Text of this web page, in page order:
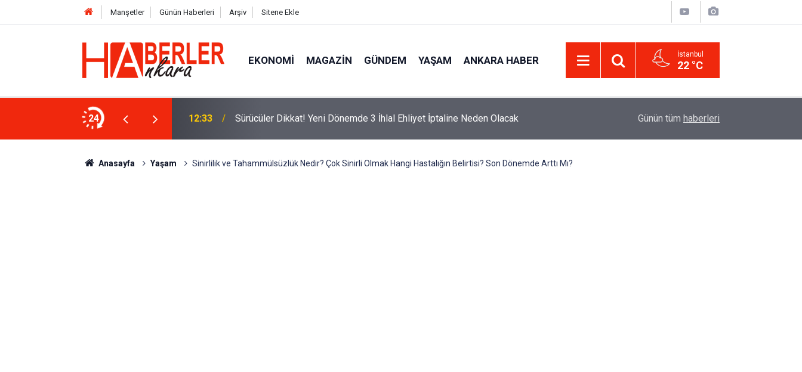
Manşetler Günün Haberleri Arşiv Sitene Ekle
EKONOMI MAGAZIN GÜNDEM YAŞAM ANKARA HABER İstanbul
22 °C
24
2026! Bayram Primi, Erzak Yardımı ve
12:33 Sürücüler Dikkat! Yeni Dönemde 3 İhlal Ehliyet İptaline Neden Olacak
Uzadı, Ödeme Kuralları Değişti
Günün tüm haberleri
Anasayfa Yaşam Sinirlilik ve Tahammülsüzlük Nedir? Çok Sinirli Olmak Hangi Hastalığın Belirtisi? Son Dönemde Arttı Mı?